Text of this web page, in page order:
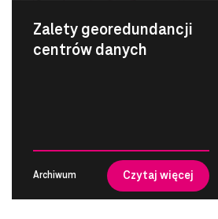
Zalety georedundancji
centrów danych
Archiwum Czytaj więcej